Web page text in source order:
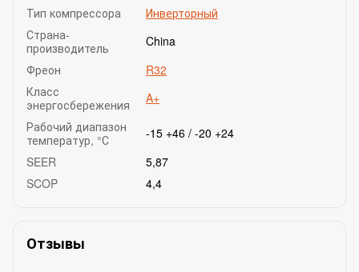
Тип компрессора
Инверторный
Страна-
производитель
China
Фреон
R32
Класс
энергосбережения
A+
Рабочий диапазон
температур, °С
-15 +46 / -20 +24
SEER
5,87
SCOP
4,4
Отзывы